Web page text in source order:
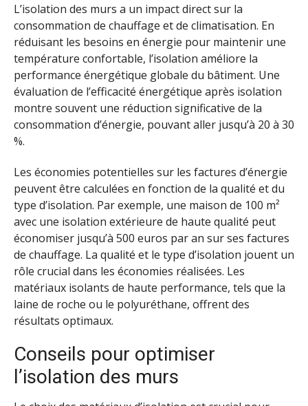
L’isolation des murs a un impact direct sur la
consommation de chauffage et de climatisation. En
réduisant les besoins en énergie pour maintenir une
température confortable, l’isolation améliore la
performance énergétique globale du bâtiment. Une
évaluation de l’efficacité énergétique après isolation
montre souvent une réduction significative de la
consommation d’énergie, pouvant aller jusqu’à 20 à 30
%.
Les économies potentielles sur les factures d’énergie
peuvent être calculées en fonction de la qualité et du
type d’isolation. Par exemple, une maison de 100 m²
avec une isolation extérieure de haute qualité peut
économiser jusqu’à 500 euros par an sur ses factures
de chauffage. La qualité et le type d’isolation jouent un
rôle crucial dans les économies réalisées. Les
matériaux isolants de haute performance, tels que la
laine de roche ou le polyuréthane, offrent des
résultats optimaux.
Conseils pour optimiser
l’isolation des murs